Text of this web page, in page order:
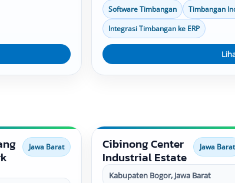
dapat
platform scale, bench scale,
dengan kebutuhan operasional
Software Timbangan Timbangan
Integrasi Timbangan ke ERP
Jawa Barat Cibinong Center
Industrial Estate
Jawa Barat
Kabupaten Bogor, Jawa Barat